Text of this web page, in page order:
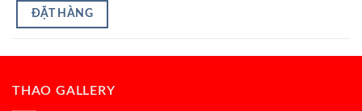
ĐẶT HÀNG
THAO GALLERY